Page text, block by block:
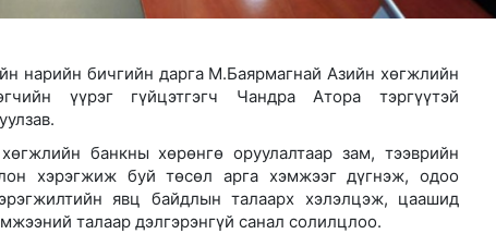
нарийн бичгийн дарга М.Баярмагнай Азийн хөгжлийн
үүрэг гүйцэтгэгч Чандра Атора тэргүүтэй
банкны хөрөнгө оруулалтаар зам, тээврийн
хэрэгжиж буй төсөл арга хэмжээг дүгнэж, одоо
явц байдлын талаарх хэлэлцэж, цаашид
талаар дэлгэрэнгүй санал солилцлоо.